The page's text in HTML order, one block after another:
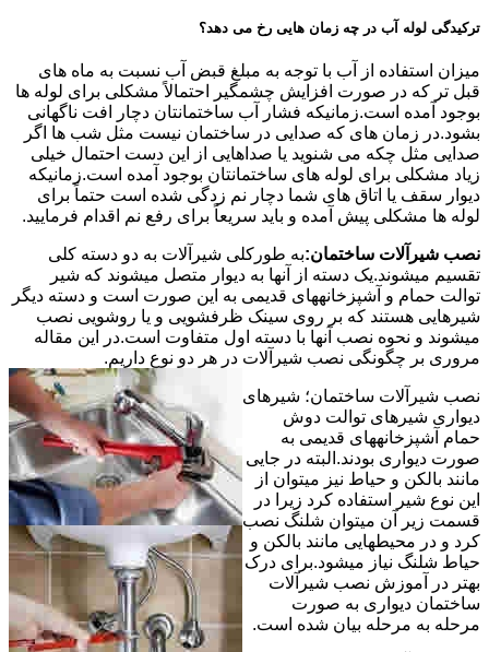
ترکیدگی لوله آب در چه زمان هایی رخ می دهد؟
میزان استفاده از آب با توجه به مبلغ قبض آب نسبت به ماه های
قبل تر که در صورت افزایش چشمگیر احتمالاً مشکلی برای لوله ها
بوجود آمده است.زمانیکه فشار آب ساختمانتان دچار افت ناگهانی
بشود.در زمان های که صدایی در ساختمان نیست مثل شب ها اگر
صدایی مثل چکه می شنوید یا صداهایی از این دست احتمال خیلی
زیاد مشکلی برای لوله های ساختمانتان بوجود آمده است.زمانیکه
دیوار سقف یا اتاق های شما دچار نم زدگی شده است حتماً برای
لوله ها مشکلی پیش آمده و باید سریعاً برای رفع نم اقدام فرمایید.
نصب شیرآلات ساختمان:به طورکلی شیرآلات به دو دسته کلی
تقسیم میشوند.یک دسته از آنها به دیوار متصل میشوند که شیر
توالت حمام و آشپزخانههای قدیمی به این صورت است و دسته دیگر
شیرهایی هستند که بر روی سینک ظرفشویی و یا روشویی نصب
میشوند و نحوه نصب آنها با دسته اول متفاوت است.در این مقاله
مروری بر چگونگی نصب شیرآلات در هر دو نوع داریم.
نصب شیرآلات ساختمان؛ شیرهای
دیواری شیرهای توالت دوش
حمام آشپزخانههای قدیمی به
صورت دیواری بودند.البته در جایی
مانند بالکن و حیاط نیز میتوان از
این نوع شیر استفاده کرد زیرا در
قسمت زیر آن میتوان شلنگ نصب
کرد و در محیطهایی مانند بالکن و
حیاط شلنگ نیاز میشود.برای درک
بهتر در آموزش نصب شیرآلات
ساختمان دیواری به صورت
مرحله به مرحله بیان شده است.